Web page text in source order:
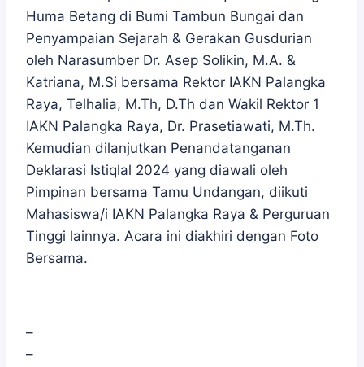
Huma Betang di Bumi Tambun Bungai dan
Penyampaian Sejarah & Gerakan Gusdurian
oleh Narasumber Dr. Asep Solikin, M.A. &
Katriana, M.Si bersama Rektor IAKN Palangka
Raya, Telhalia, M.Th, D.Th dan Wakil Rektor 1
IAKN Palangka Raya, Dr. Prasetiawati, M.Th.
Kemudian dilanjutkan Penandatanganan
Deklarasi Istiqlal 2024 yang diawali oleh
Pimpinan bersama Tamu Undangan, diikuti
Mahasiswa/i IAKN Palangka Raya & Perguruan
Tinggi lainnya. Acara ini diakhiri dengan Foto
Bersama.
–
–